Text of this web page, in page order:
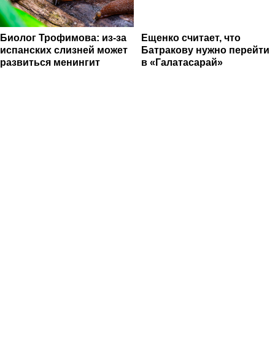
Биолог Трофимова: из-за
испанских слизней может
развиться менингит
Ещенко считает, что
Батракову нужно перейти
в «Галатасарай»